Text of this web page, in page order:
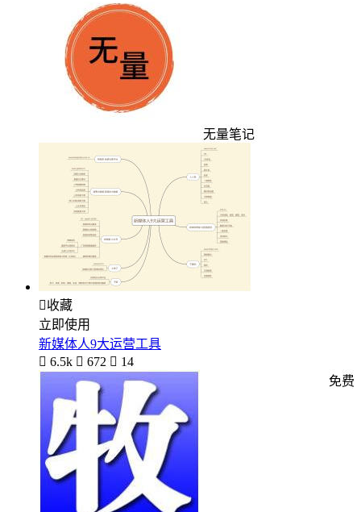
无量笔记
收藏
立即使用
新媒体人9大运营工具
 6.5k  672  14
免费